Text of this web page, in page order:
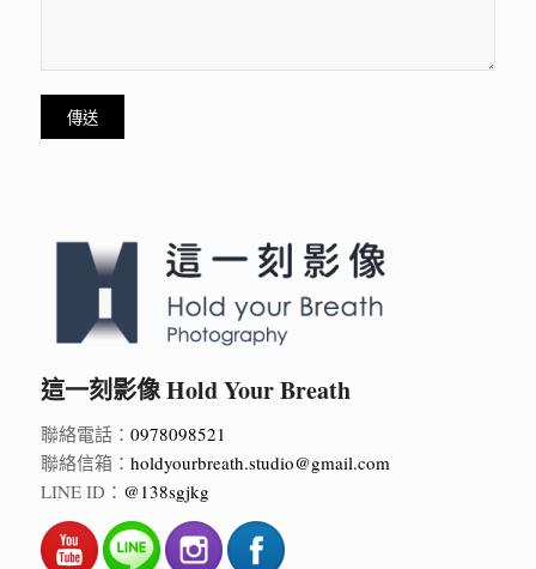
這一刻影像 Hold Your Breath
聯絡電話： 0978098521
聯絡信箱： holdyourbreath.studio@gmail.com
LINE ID： @138sgjkg